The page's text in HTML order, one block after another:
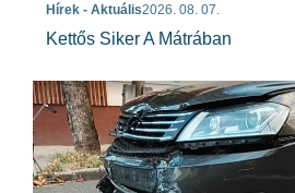
Hírek - Aktuális2026. 08. 07.
Kettős Siker A Mátrában